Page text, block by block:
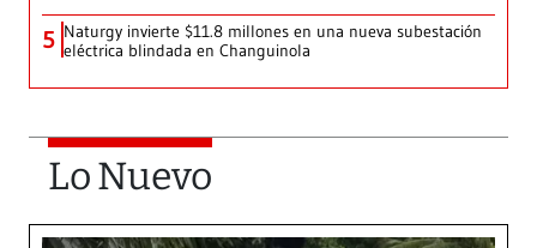
5 Naturgy invierte $11.8 millones en una nueva subestación
eléctrica blindada en Changuinola
Lo Nuevo